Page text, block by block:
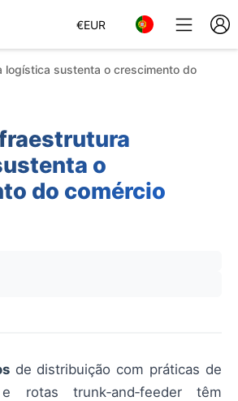
€EUR
logística sustenta o crescimento do
o
do comércio
de distribuição com práticas de
rotas trunk‑and‑feeder têm